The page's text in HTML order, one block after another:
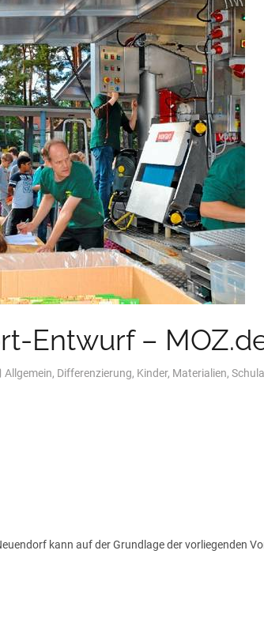
Entwurf –
Allgemein, Differenzierung, Kinder, Materialien,
kann auf der Grundlage der vorliegenden